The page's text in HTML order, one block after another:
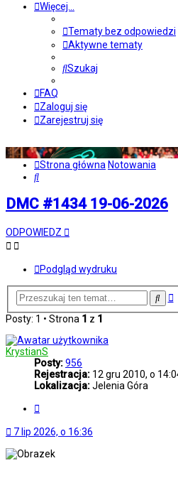
Więcej…
Tematy bez odpowiedzi
Aktywne tematy
Szukaj
FAQ
Zaloguj się
Zarejestruj się
Strona główna Notowania
Szukaj
DMC #1434 19-06-2026
ODPOWIEDZ
Podgląd wydruku
Posty: 1 • Strona 1 z 1
KrystianS
Posty:956
Rejestracja: 12 gru 2010, o
Lokalizacja:Jelenia Góra
7 lip 2026, o 16:36